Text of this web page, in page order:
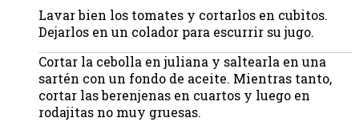
Lavar bien los tomates y cortarlos en cubitos.
Dejarlos en un colador para escurrir su jugo.
Cortar la cebolla en juliana y saltearla en una
sartén con un fondo de aceite. Mientras tanto,
cortar las berenjenas en cuartos y luego en
rodajitas no muy gruesas.